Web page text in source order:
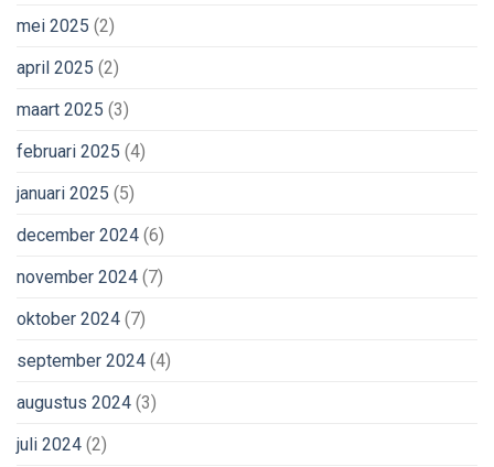
mei 2025 (2)
april 2025 (2)
maart 2025 (3)
februari 2025 (4)
januari 2025 (5)
december 2024 (6)
november 2024 (7)
oktober 2024 (7)
september 2024 (4)
augustus 2024 (3)
juli 2024 (2)